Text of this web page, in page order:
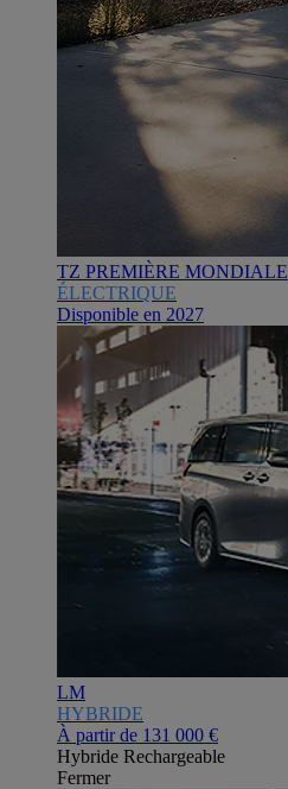
TZ PREMIÈRE MONDIALE
ÉLECTRIQUE
Disponible en 2027
LM
HYBRIDE
À partir de 131 000 €
Hybride Rechargeable
Fermer